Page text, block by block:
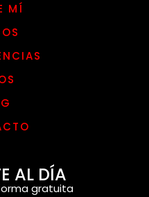
MÍ
AL DÍA
gratuita